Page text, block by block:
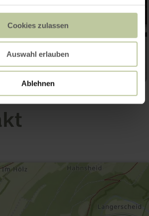
Cookies zulassen
Auswahl erlauben
Ablehnen